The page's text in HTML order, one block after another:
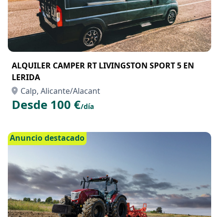
ALQUILER CAMPER RT LIVINGSTON SPORT 5 EN
LERIDA
Calp, Alicante/Alacant
Desde 100 €/día
Anuncio destacado